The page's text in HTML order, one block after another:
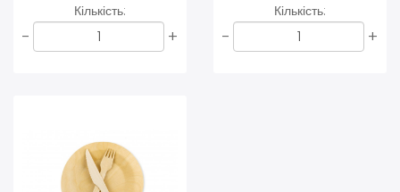
Кількість:
- +
Кількість:
- +